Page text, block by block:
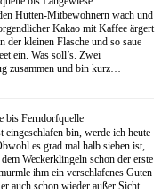
Hütten-Mitbewohnern wach und
Kakao mit Kaffee ärgert
der kleinen Flasche und so saue
ein. Was soll’s. Zwei
zusammen und bin kurz…
bis Ferndorfquelle
eingeschlafen bin, werde ich heute
es grad mal halb sieben ist,
Weckerklingeln schon der erste
ihm ein verschlafenes Guten
auch schon wieder außer Sicht.